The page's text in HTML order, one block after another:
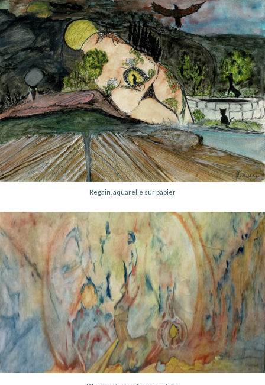
Regain, aquarelle sur papier